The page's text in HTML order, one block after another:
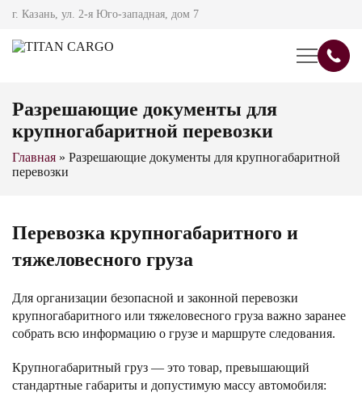
г. Казань, ул. 2-я Юго-западная, дом 7
Разрешающие документы для
крупногабаритной перевозки
Главная » Разрешающие документы для крупногабаритной
перевозки
Перевозка крупногабаритного и
тяжеловесного груза
Для организации безопасной и законной перевозки
крупногабаритного или тяжеловесного груза важно заранее
собрать всю информацию о грузe и маршруте следования.
Крупногабаритный груз — это товар, превышающий
стандартные габариты и допустимую массу автомобиля: